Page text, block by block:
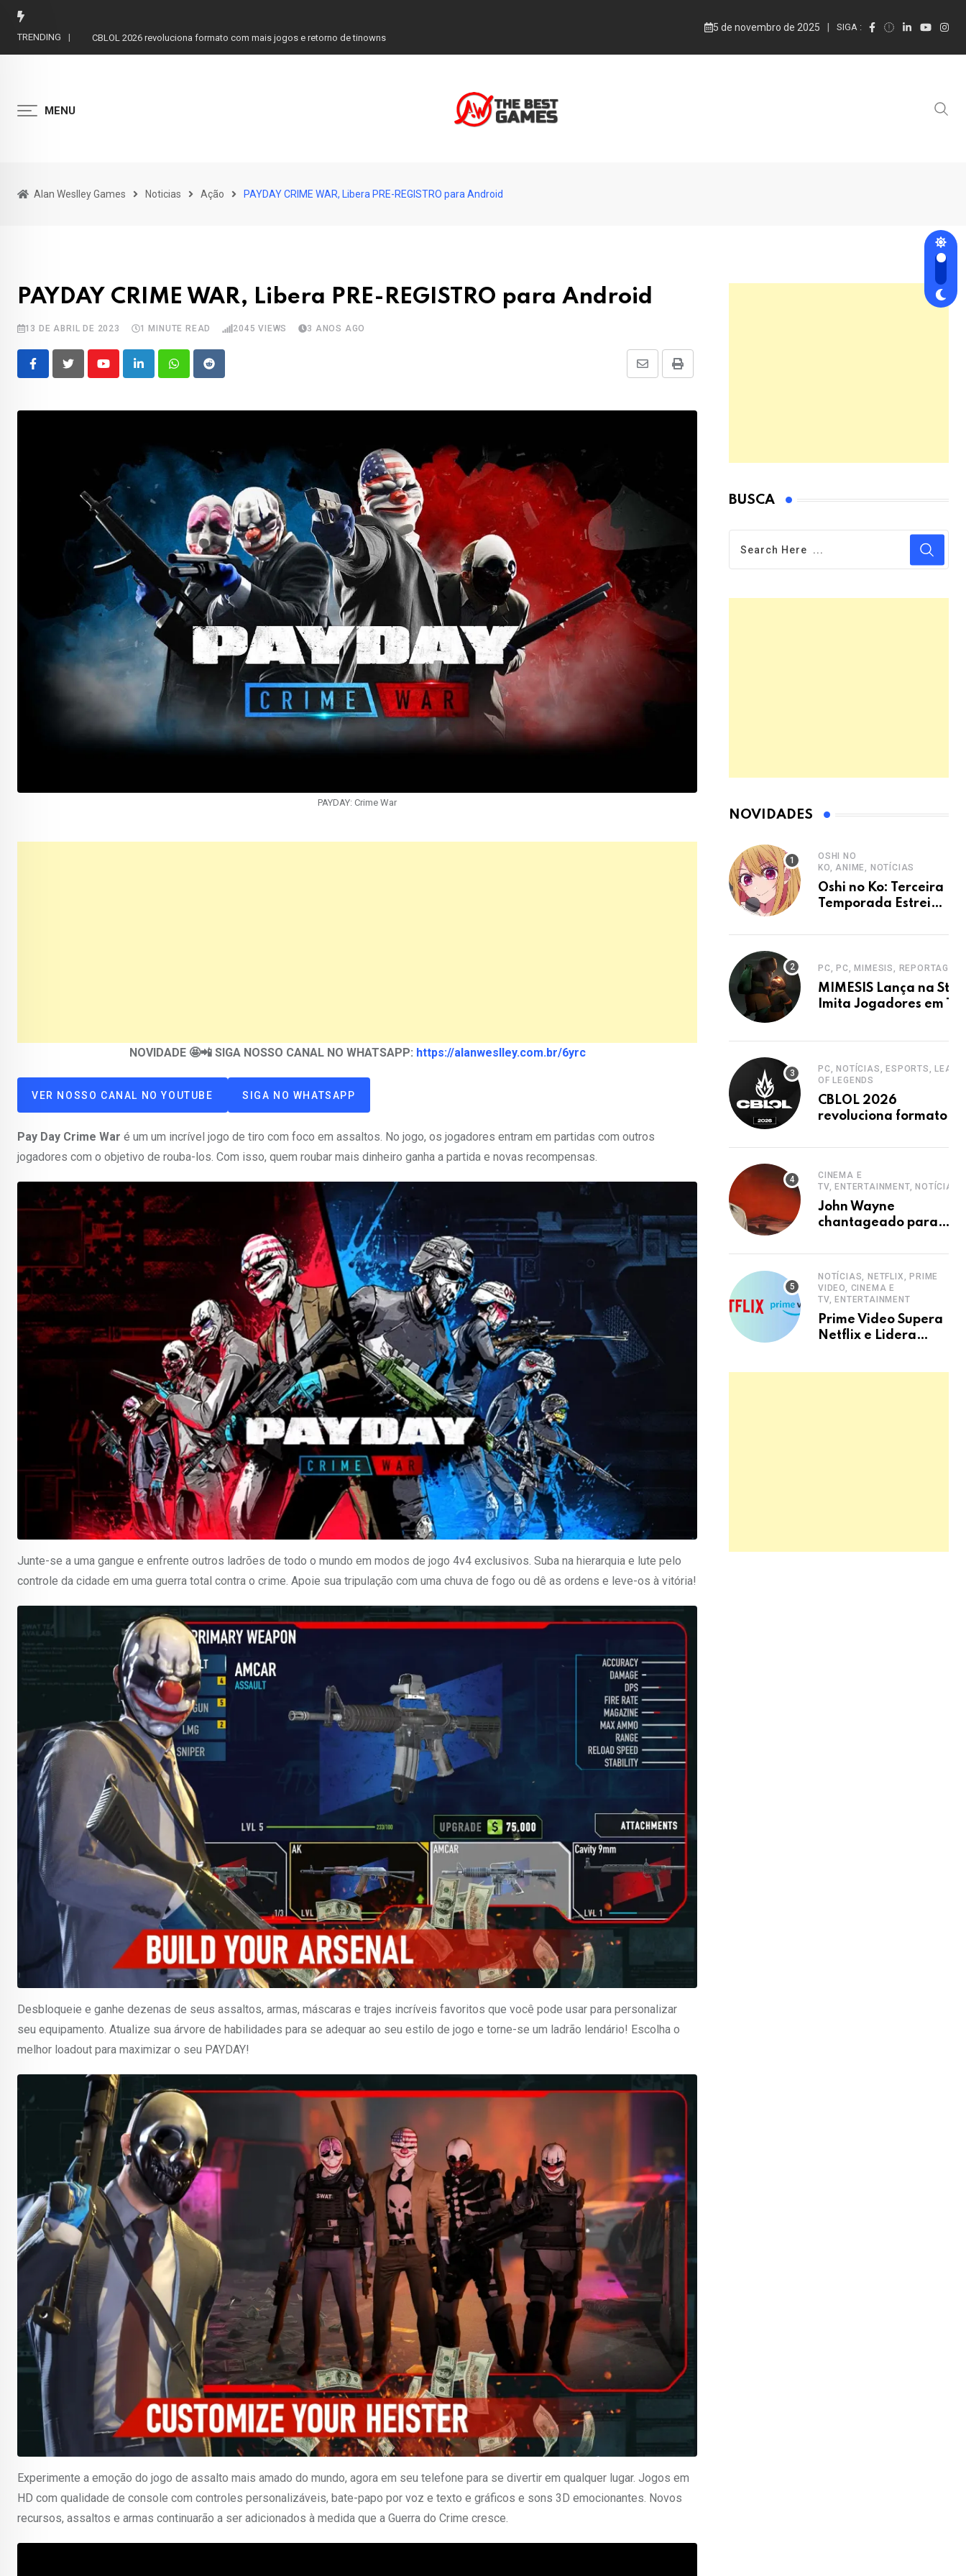
Skip
TRENDING John Wayne chantageado para estrelar western clássico de John Ford
5 de novembro de 2025 SIGA :
MENU
Alan Weslley Games Noticias Ação PAYDAY CRIME WAR, Libera PRE-REGISTRO para Android
PAYDAY CRIME WAR, Libera PRE-REGISTRO para Android
13 DE ABRIL DE 2023 1 MINUTE READ 2045 VIEWS 3 ANOS AGO
YoutubeLinkedInWhatsappReddit Print
Share
Email
PAYDAY: Crime War
NOVIDADE 🤩📲 SIGA NOSSO CANAL NO WHATSAPP: https://alanweslley.com.br/6yrc
VER NOSSO CANAL NO YOUTUBE SIGA NO WHATSAPP
Pay Day Crime War é um um incrível jogo de tiro com foco em assaltos. No jogo, os jogadores entram em partidas com outros
jogadores com o objetivo de rouba-los. Com isso, quem roubar mais dinheiro ganha a partida e novas recompensas.
Junte-se a uma gangue e enfrente outros ladrões de todo o mundo em modos de jogo 4v4 exclusivos. Suba na hierarquia e lute pelo
controle da cidade em uma guerra total contra o crime. Apoie sua tripulação com uma chuva de fogo ou dê as ordens e leve-os à vitória!
Desbloqueie e ganhe dezenas de seus assaltos, armas, máscaras e trajes incríveis favoritos que você pode usar para personalizar
seu equipamento. Atualize sua árvore de habilidades para se adequar ao seu estilo de jogo e torne-se um ladrão lendário! Escolha o
melhor loadout para maximizar o seu PAYDAY!
Experimente a emoção do jogo de assalto mais amado do mundo, agora em seu telefone para se divertir em qualquer lugar. Jogos em
HD com qualidade de console com controles personalizáveis, bate-papo por voz e texto e gráficos e sons 3D emocionantes. Novos
recursos, assaltos e armas continuarão a ser adicionados à medida que a Guerra do Crime cresce.
BUSCA
NOVIDADES
OSHI NO
KO, ANIME, NOTÍCIAS
Oshi no Ko: Terceira
Temporada Estreia
PC, PC, MIMESIS,
MIMESIS Lança na
Imita Jogadores em
PC, NOTÍCIAS, ESPORTS,
OF LEGENDS
CBLOL 2026
revoluciona formato
retorno de tinowns
CINEMA E
TV, ENTERTAINMENT, NOTÍCIAS
John Wayne
chantageado para
clássico de John Ford
NOTÍCIAS, NETFLIX, PRIME
VIDEO, CINEMA E
TV, ENTERTAINMENT
Prime Video Supera
Netflix e Lidera